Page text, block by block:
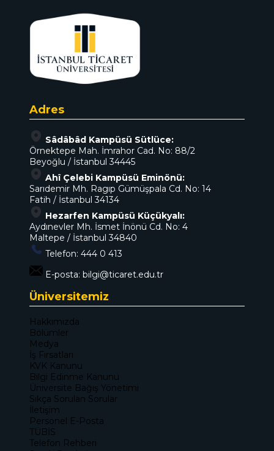
Adres
Sâdâbâd Kampüsü Sütlüce:
Örnektepe Mah. İmrahor Cad. No: 88/2
Beyoğlu / İstanbul 34445
Ahî Çelebi Kampüsü Eminönü:
Sarıdemir Mh. Ragıp Gümüşpala Cd. No: 14
Fatih / İstanbul 34134
Hezarfen Kampüsü Küçükyalı:
Aydınevler Mh. İsmet İnönü Cd. No: 4
Maltepe / İstanbul 34840
Telefon: 444 0 413
E-posta: bilgi@ticaret.edu.tr
Üniversitemiz
Hakkımızda
Bölümler
Medya
İş Fırsatları
KVK Kanunu
Bilgi Edinme Kanunu
Üniversite Bağış Yönetimi
Sıkça Sorulan Sorular
İletişim
Personel E-Posta
TÜBİS
Telefon Rehberi